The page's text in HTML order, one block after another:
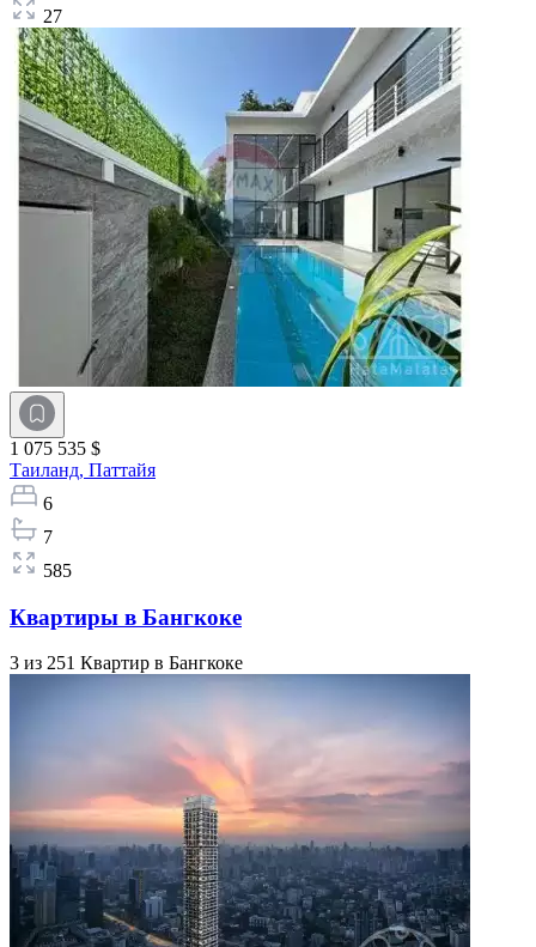
27
1 075 535 $
Таиланд, Паттайя
6
7
585
Квартиры в Бангкоке
3 из 251 Квартир в Бангкоке